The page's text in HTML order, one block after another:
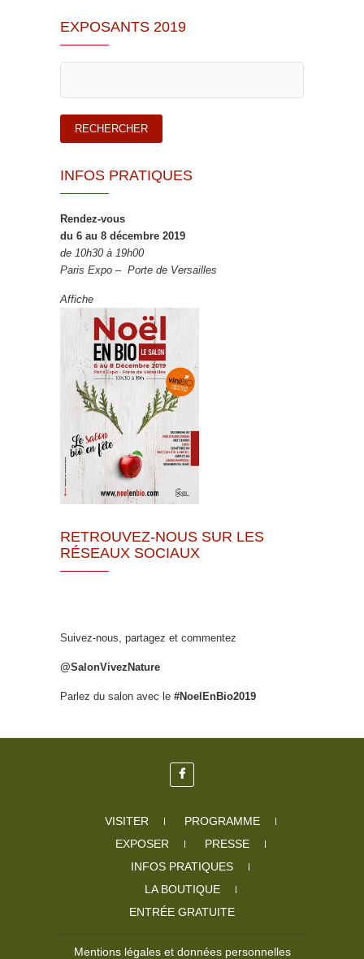
EXPOSANTS 2019
INFOS PRATIQUES
Rendez-vous
du 6 au 8 décembre 2019
de 10h30 à 19h00
Paris Expo – Porte de Versailles
Affiche
RETROUVEZ-NOUS SUR LES
RÉSEAUX SOCIAUX
Suivez-nous, partagez et commentez
@SalonVivezNature
Parlez du salon avec le #NoelEnBio2019
VISITER
PROGRAMME
EXPOSER
PRESSE
INFOS PRATIQUES
LA BOUTIQUE
ENTRÉE GRATUITE
Mentions légales et données personnelles